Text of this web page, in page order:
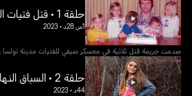
حلقة 1 • قتل فتيات الكشافة
1س 28د •
2023
صدمت جريمة قتل ثلاثية في معسكر صيفي للفتيات مدينة تولسا
حلقة 2 • السباق النهائي
44د •
2023